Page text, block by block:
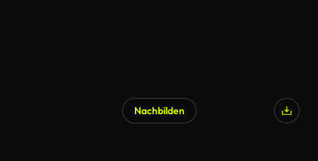
Nachbilden